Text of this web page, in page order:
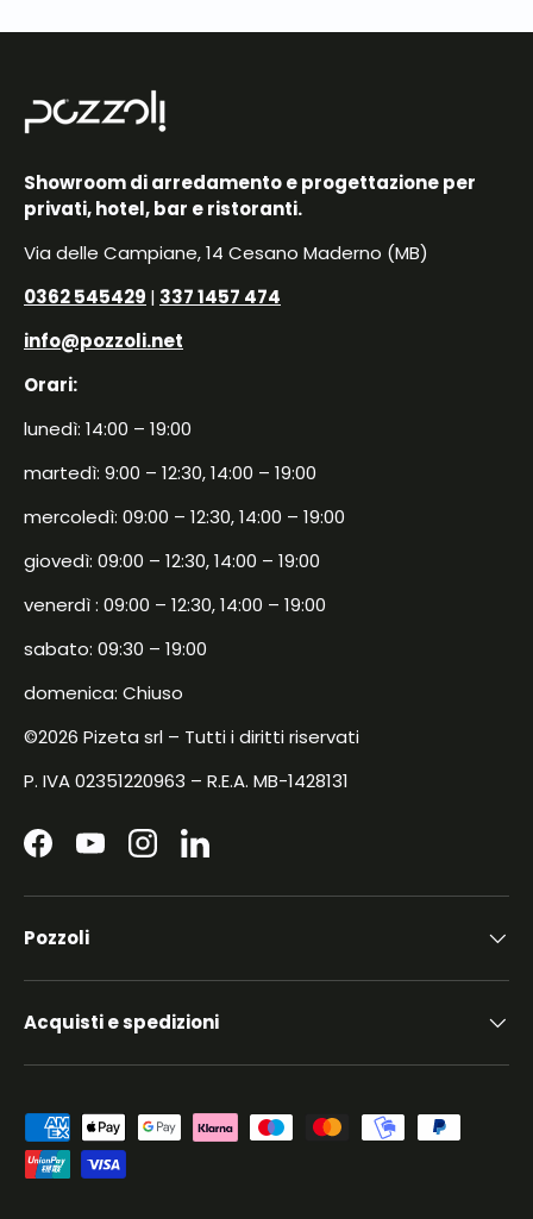
Showroom di arredamento e progettazione per
privati, hotel, bar e ristoranti.
Via delle Campiane, 14 Cesano Maderno (MB)
0362 545429 | 337 1457 474
info@pozzoli.net
Orari:
lunedì: 14:00 – 19:00
martedì: 9:00 – 12:30, 14:00 – 19:00
mercoledì: 09:00 – 12:30, 14:00 – 19:00
giovedì: 09:00 – 12:30, 14:00 – 19:00
venerdì : 09:00 – 12:30, 14:00 – 19:00
sabato: 09:30 – 19:00
domenica: Chiuso
©2026 Pizeta srl – Tutti i diritti riservati
P. IVA 02351220963 – R.E.A. MB-1428131
FacebookYouTubeInstagramLinkedIn
Pozzoli
Acquisti e spedizioni
Metodi di pagamento accettati